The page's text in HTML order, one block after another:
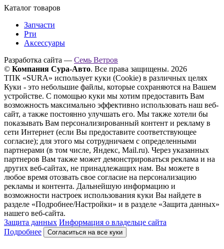
Каталог товаров
Запчасти
Рти
Аксессуары
Разработка сайта — Семь Ветров
© Компания Сура-Авто. Все права защищены. 2026
ТПК «SURA» использует куки (Cookie) в различных целях
Куки - это небольшие файлы, которые сохраняются на Вашем
устройстве. С помощью куки мы хотим предоставить Вам
возможность максимально эффективно использовать наш веб-
сайт, а также постоянно улучшать его. Мы также хотели бы
показывать Вам персонализированный контент и рекламу в
сети Интернет (если Вы предоставите соответствующее
согласие); для этого мы сотрудничаем с определенными
партнерами (в том числе, Яндекс, Mail.ru). Через указанных
партнеров Вам также может демонстрироваться реклама и на
других веб-сайтах, не принадлежащих нам. Вы можете в
любое время отозвать свое согласие на персонализацию
рекламы и контента. Дальнейшую информацию и
возможности настроек использования куки Вы найдете в
разделе «Подробнее/Настройки» и в разделе «Защита данных»
нашего веб-сайта.
Защита данных Информация о владельце сайта
Подробнее
Согласиться на все куки